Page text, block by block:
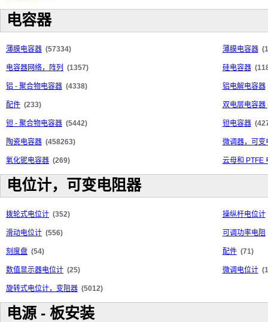
电容器
薄膜电容器 (57334) 薄膜电容器
电容器网络，阵列 (1357) 硅电容器
铝 - 聚合物电容器 (4338) 铝电解电容器
配件 (233) 双电层电容器
钽 - 聚合物电容器 (5442) 钽电容器
陶瓷电容器 (458263) 微调器，可变
氧化铌电容器 (269) 云母和 PTFE
电位计，可变电阻器
拨轮式电位计 (352) 操纵杆电位计
滑动电位计 (556) 可调功率电阻
刻度盘 (54) 配件 (71)
数值显示器电位计 (25) 微调电位计
旋转式电位计，变阻器 (5012)
电源 - 板安装